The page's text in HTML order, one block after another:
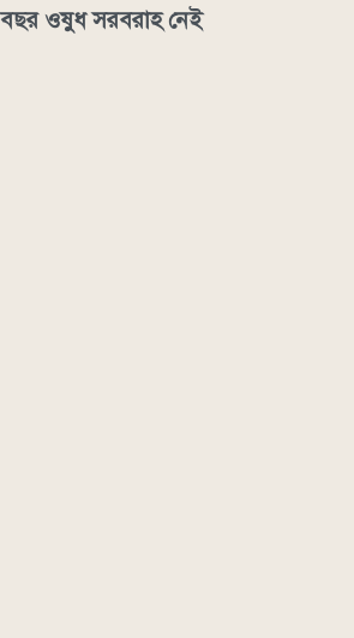
বছর ওষুধ সরবরাহ নেই